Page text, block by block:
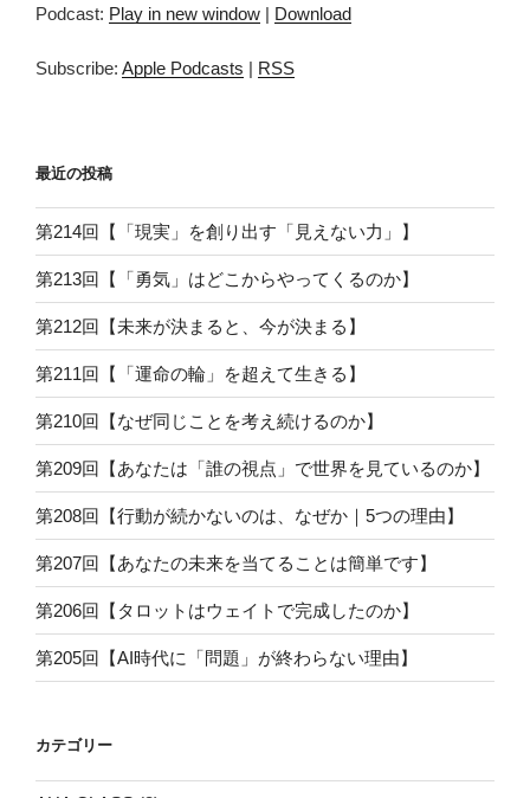
レ
ヤ
Podcast: Play in new window | Download
Subscribe: Apple Podcasts | RSS
最近の投稿
第214回【「現実」を創り出す「見えない力」】
第213回【「勇気」はどこからやってくるのか】
第212回【未来が決まると、今が決まる】
第211回【「運命の輪」を超えて生きる】
第210回【なぜ同じことを考え続けるのか】
第209回【あなたは「誰の視点」で世界を見ているのか】
第208回【行動が続かないのは、なぜか｜5つの理由】
第207回【あなたの未来を当てることは簡単です】
第206回【タロットはウェイトで完成したのか】
第205回【AI時代に「問題」が終わらない理由】
カテゴリー